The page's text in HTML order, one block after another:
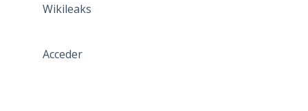
Wikileaks
Acceder